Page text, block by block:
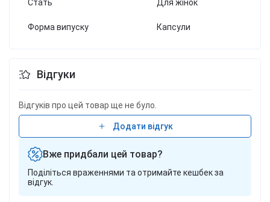
Стать Для жінок
Форма випуску Капсули
Відгуки
Відгуків про цей товар ще не було.
Додати відгук
Вже придбали цей товар?
Поділіться враженнями та отримайте кешбек за
відгук.